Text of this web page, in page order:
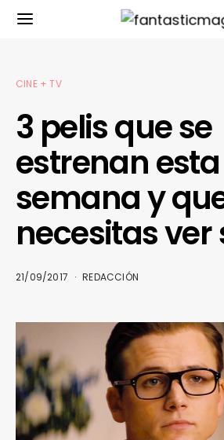
CINE + TV
3 pelis que se
estrenan esta
semana y
necesitas ver
21/09/2017 REDACCIÓN